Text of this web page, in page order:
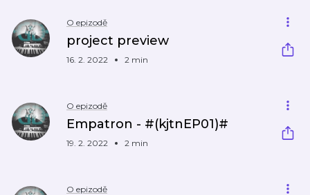
O epizodě
project preview
16. 2. 2022 2 min
O epizodě
Empatron - #(kjtnEP01)#
19. 2. 2022 2 min
O epizodě